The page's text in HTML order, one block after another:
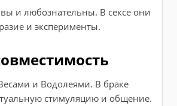
и любознательны. В сексе они
и эксперименты.
и Водолеями. В браке
стимуляцию и общение.